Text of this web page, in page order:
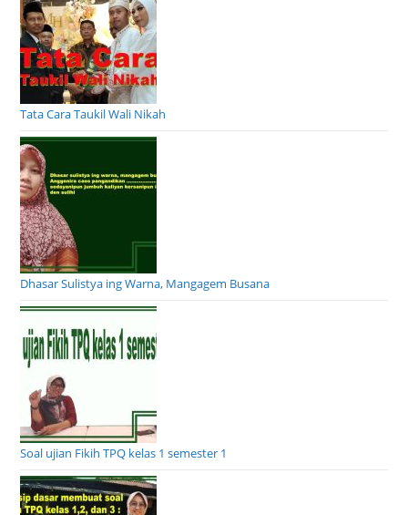
Tata Cara Taukil Wali Nikah
Dhasar Sulistya ing Warna, Mangagem Busana
Soal ujian Fikih TPQ kelas 1 semester 1